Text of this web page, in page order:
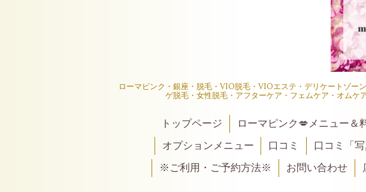
ローマピンク・銀座・脱毛・VIO脱毛・VIOエステ・デリケートゾー
ゲ脱毛・女性脱毛・アフターケア・フェムケア・オムケ
トップページ ローマピンク💋メニュー＆
オプションメニュー
口コミ 口コミ「写
※ご利用・ご予約方法※
お問い合わせ